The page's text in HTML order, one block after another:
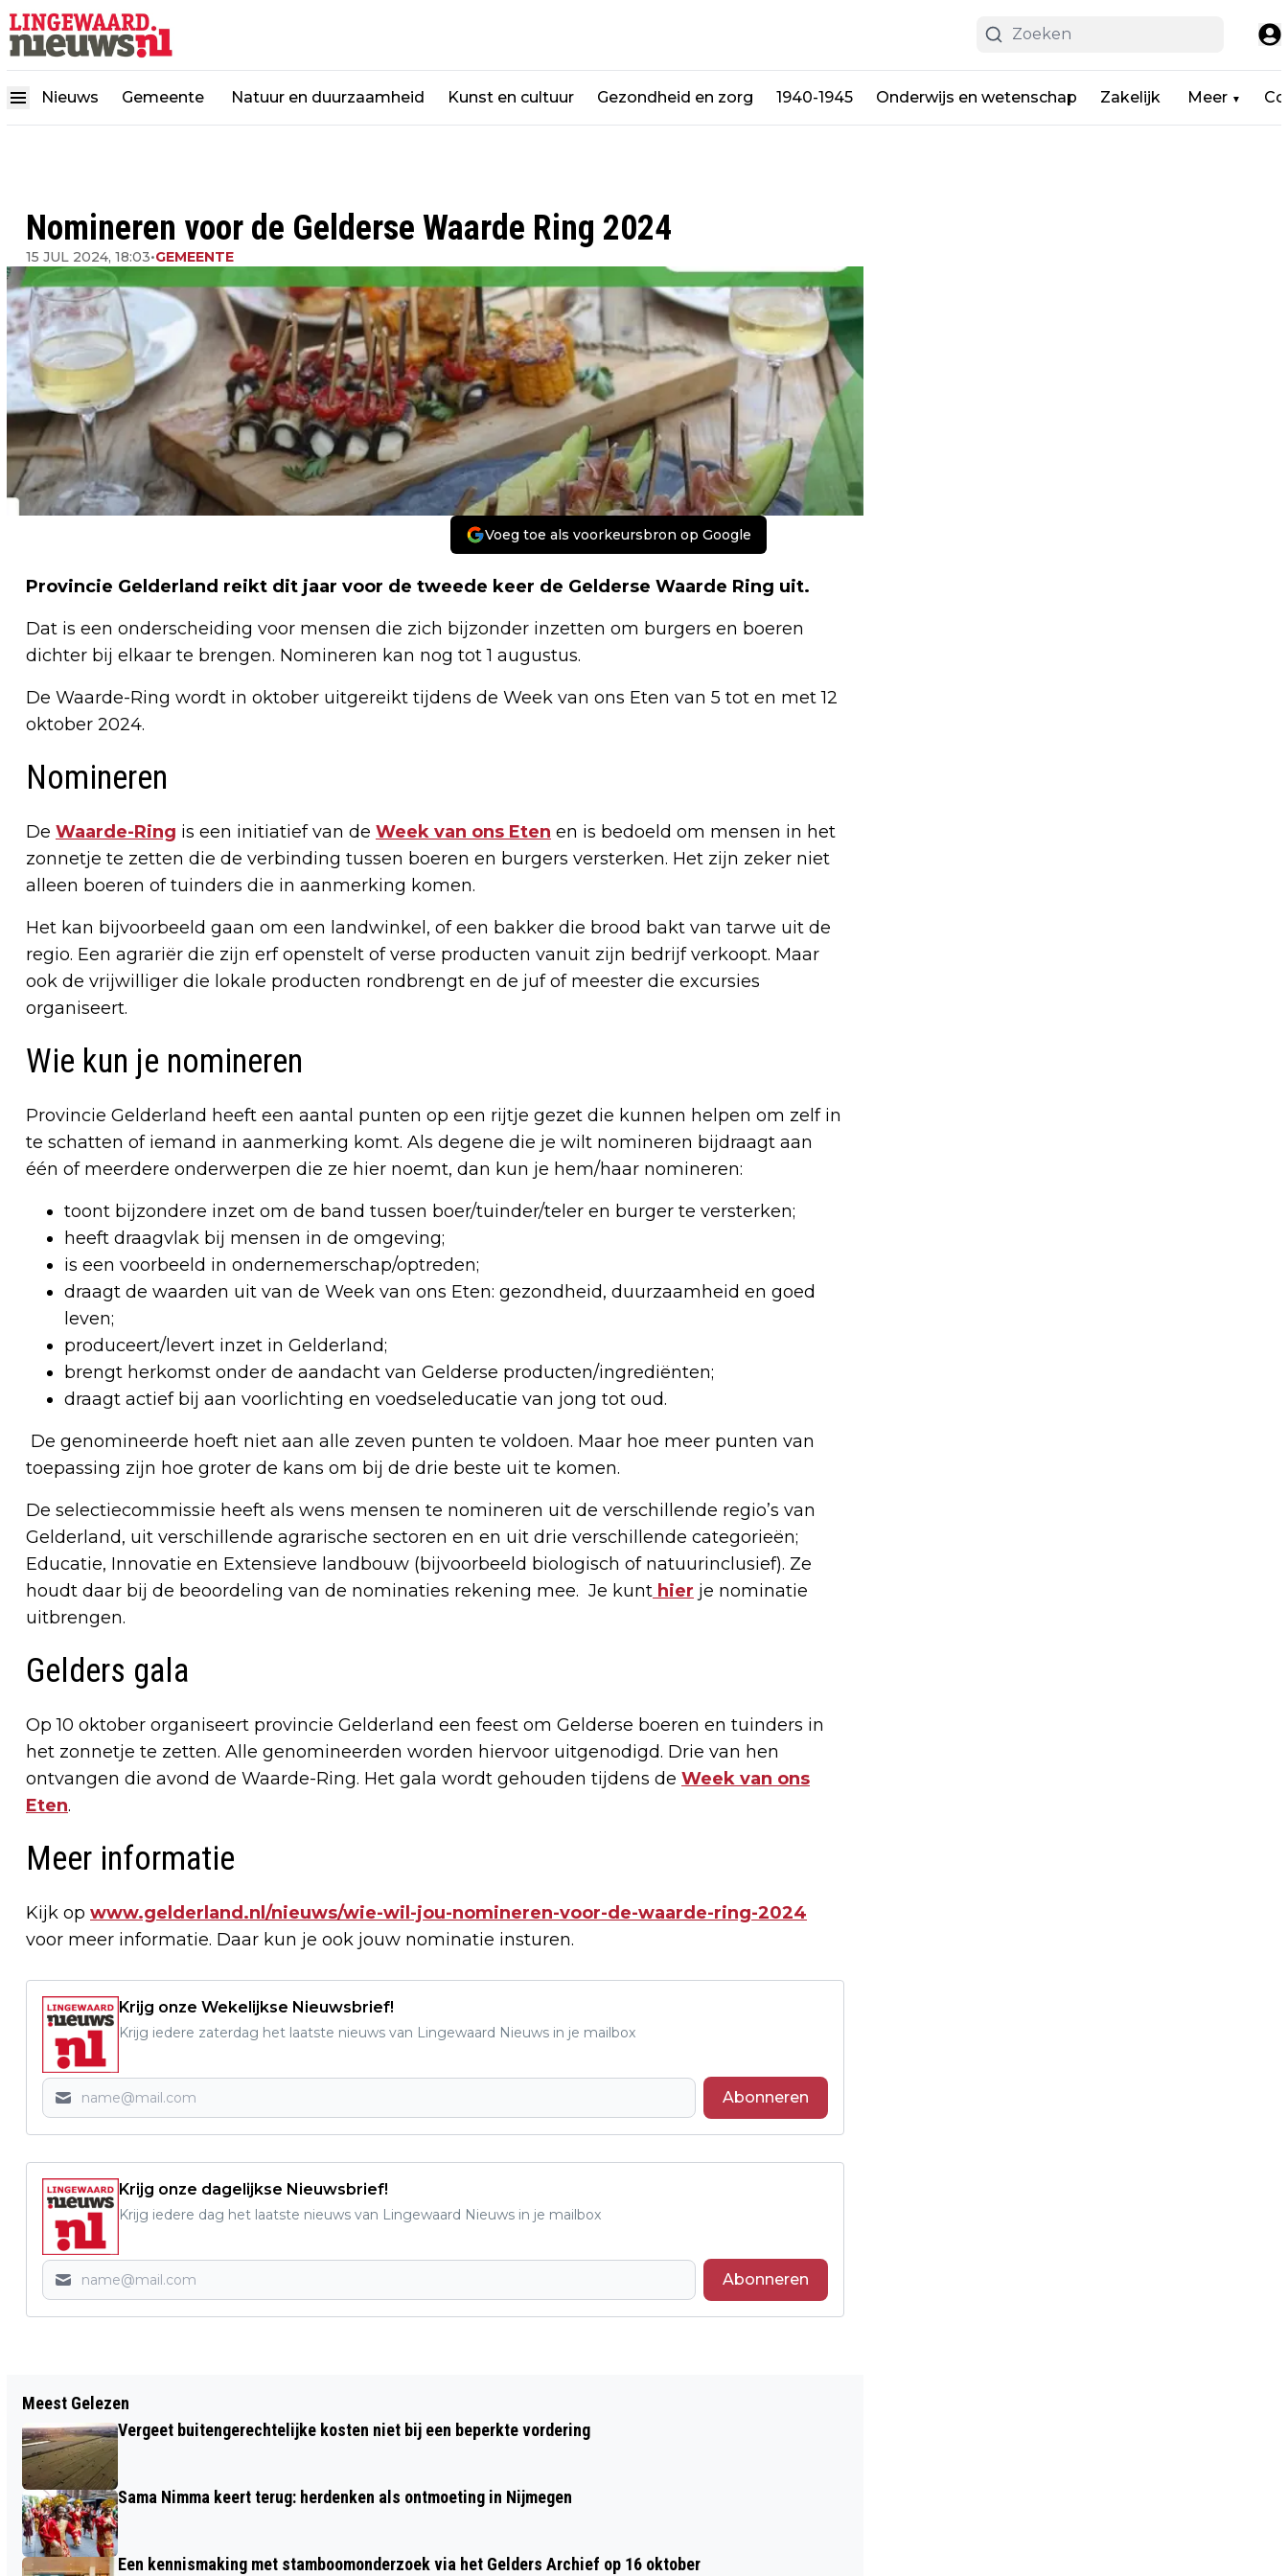
Nieuws Gemeente Natuur en duurzaamheid Kunst en cultuur Gezondheid en zorg 1940-1945 Onderwijs en wetenschap Zakelijk Meer ▼
Nomineren voor de Gelderse Waarde Ring 2024
15 JUL 2024, 18:03•GEMEENTE
Voeg toe als voorkeursbron op Google
Provincie Gelderland reikt dit jaar voor de tweede keer de Gelderse Waarde Ring uit.
Dat is een onderscheiding voor mensen die zich bijzonder inzetten om burgers en boeren
dichter bij elkaar te brengen. Nomineren kan nog tot 1 augustus.
De Waarde-Ring wordt in oktober uitgereikt tijdens de Week van ons Eten van 5 tot en met 12
oktober 2024.
Nomineren
De Waarde-Ring is een initiatief van de Week van ons Eten en is bedoeld om mensen in het
zonnetje te zetten die de verbinding tussen boeren en burgers versterken. Het zijn zeker niet
alleen boeren of tuinders die in aanmerking komen.
Het kan bijvoorbeeld gaan om een landwinkel, of een bakker die brood bakt van tarwe uit de
regio. Een agrariër die zijn erf openstelt of verse producten vanuit zijn bedrijf verkoopt. Maar
ook de vrijwilliger die lokale producten rondbrengt en de juf of meester die excursies
organiseert.
Wie kun je nomineren
Provincie Gelderland heeft een aantal punten op een rijtje gezet die kunnen helpen om zelf in
te schatten of iemand in aanmerking komt. Als degene die je wilt nomineren bijdraagt aan
één of meerdere onderwerpen die ze hier noemt, dan kun je hem/haar nomineren:
toont bijzondere inzet om de band tussen boer/tuinder/teler en burger te versterken;
heeft draagvlak bij mensen in de omgeving;
is een voorbeeld in ondernemerschap/optreden;
draagt de waarden uit van de Week van ons Eten: gezondheid, duurzaamheid en goed
leven;
produceert/levert inzet in Gelderland;
brengt herkomst onder de aandacht van Gelderse producten/ingrediënten;
draagt actief bij aan voorlichting en voedseleducatie van jong tot oud.
De genomineerde hoeft niet aan alle zeven punten te voldoen. Maar hoe meer punten van
toepassing zijn hoe groter de kans om bij de drie beste uit te komen.
De selectiecommissie heeft als wens mensen te nomineren uit de verschillende regio’s van
Gelderland, uit verschillende agrarische sectoren en en uit drie verschillende categorieën;
Educatie, Innovatie en Extensieve landbouw (bijvoorbeeld biologisch of natuurinclusief). Ze
houdt daar bij de beoordeling van de nominaties rekening mee. Je kunt hier je nominatie
uitbrengen.
Gelders gala
Op 10 oktober organiseert provincie Gelderland een feest om Gelderse boeren en tuinders in
het zonnetje te zetten. Alle genomineerden worden hiervoor uitgenodigd. Drie van hen
ontvangen die avond de Waarde-Ring. Het gala wordt gehouden tijdens de Week van ons
Eten.
Meer informatie
Kijk op www.gelderland.nl/nieuws/wie-wil-jou-nomineren-voor-de-waarde-ring-2024
voor meer informatie. Daar kun je ook jouw nominatie insturen.
Krijg onze Wekelijkse Nieuwsbrief!
Krijg iedere zaterdag het laatste nieuws van Lingewaard Nieuws in je mailbox
Abonneren
Krijg onze dagelijkse Nieuwsbrief!
Krijg iedere dag het laatste nieuws van Lingewaard Nieuws in je mailbox
Abonneren
UIT DE RAAD: GENIETEN VAN DE ZOMER!
ALLEEN MUZIEK
Meest Gelezen
Vergeet buitengerechtelijke kosten niet bij een beperkte vordering
Sama Nimma keert terug: herdenken als ontmoeting in Nijmegen
Een kennismaking met stamboomonderzoek via het Gelders Archief op 16 oktober